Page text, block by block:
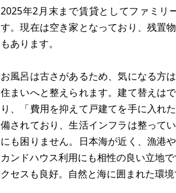
2025年2月末まで賃貸としてファミリ
す。現在は空き家となっており、残置
もあります。
お風呂は古さがあるため、気になる方
住まいへと整えられます。建て替えは
り、「費用を抑えて戸建てを手に入れ
備されており、生活インフラは整って
にも困りません。日本海が近く、漁港
カンドハウス利用にも相性の良い立地
クセスも良好。自然と海に囲まれた環